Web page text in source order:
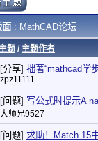
面: MathCAD论坛
题/ 主题作者
[分享] 拙著“mathcad学
zpz11111
[问题] 写公式时提示A
大师兄9527
[问题] 求助！Match 15